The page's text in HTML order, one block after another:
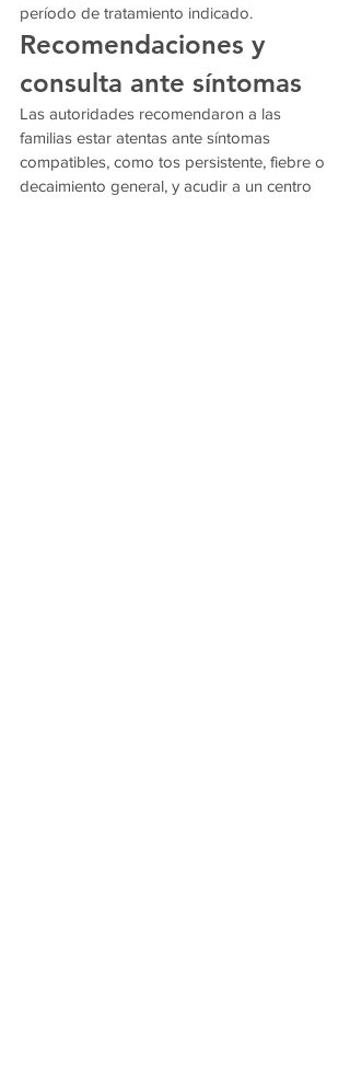
período de tratamiento indicado.
Recomendaciones y
consulta ante síntomas
Las autoridades recomendaron a las
familias estar atentas ante síntomas
compatibles, como tos persistente, fiebre o
decaimiento general, y acudir a un centro